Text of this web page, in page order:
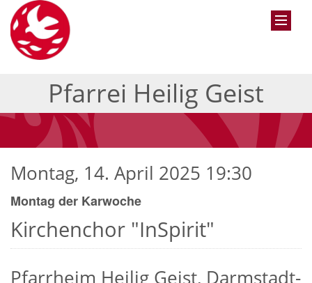
Pfarrei Heilig Geist
Kirchenchor "InSpirit"
Montag, 14. April 2025 19:30
Montag der Karwoche
Pfarrheim Heilig Geist, Darmstadt-